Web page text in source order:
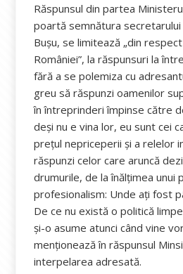
Răspunsul din partea
poartă semnătura
Bușu, se limitează „din
României”, la răspunsuri la
fără a se polemiza cu
greu să răspunzi oamenilor
în întreprinderi împinse către
deși nu e vina lor, eu sunt cei
prețul nepriceperii și a relelor
răspunzi celor care aruncă
drumurile, de la înălțimea unui
profesionalism: Unde ați fost
De ce nu există o politică
și-o asume atunci când vine
menționează în răspunsul
interpelarea adresată.